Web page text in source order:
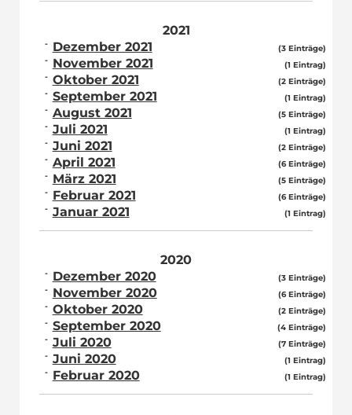
2021
Dezember 2021
(3 Einträge)
November 2021 (1 Eintrag)
Oktober 2021 (2 Einträge)
September 2021 (1 Eintrag)
August 2021 (5 Einträge)
Juli 2021 (1 Eintrag)
Juni 2021 (2 Einträge)
April 2021 (6 Einträge)
März 2021 (5 Einträge)
Februar 2021 (6 Einträge)
Januar 2021 (1 Eintrag)
2020
Dezember 2020
(3 Einträge)
November 2020 (6 Einträge)
Oktober 2020 (2 Einträge)
September 2020 (4 Einträge)
Juli 2020 (7 Einträge)
Juni 2020 (1 Eintrag)
Februar 2020 (1 Eintrag)